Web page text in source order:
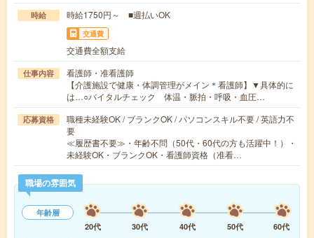
時給 時給1750円～ ■週払いOK
交通費
交通費全額支給
仕事内容
看護師・准看護師
【介護施設で健康・体調管理がメイン＊看護師】▼具体的に
は…○バイタルチェック 体温・脈拍・呼吸・血圧…
応募資格
職種未経験OK / ブランクOK / パソコンスキル不要 / 英語力不
要
≪履歴書不要≫・年齢不問（50代・60代の方も活躍中！）・
未経験OK・ブランクOK・看護師資格（准看…
職場の雰囲気
年齢層
20代
30代 40代 50代
60代